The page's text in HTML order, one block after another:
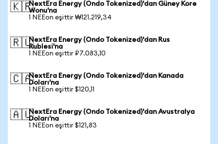
🇰🇷NextEra Energy (Ondo Tokenized)'dan Güney Kore
Wonu'na
1 NEEon eşittir ₩121.219,34
🇷🇺NextEra Energy (Ondo Tokenized)'dan Rus
Rublesi'na
1 NEEon eşittir ₽7.083,10
🇨🇦NextEra Energy (Ondo Tokenized)'dan Kanada
Doları'na
1 NEEon eşittir $120,11
🇦🇺NextEra Energy (Ondo Tokenized)'dan Avustralya
Doları'na
1 NEEon eşittir $121,83